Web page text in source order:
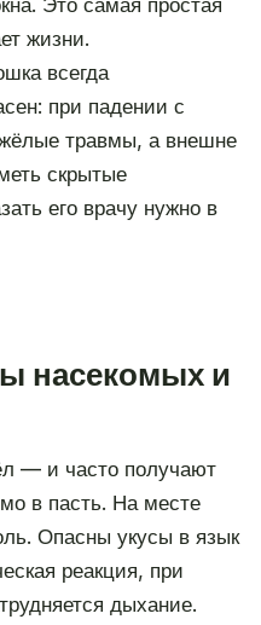
жизни.
всегда
при падении с
травмы, а внешне
скрытые
его врачу нужно в
насекомых и
— и часто получают
в пасть. На месте
Опасны укусы в язык
реакция, при
дыхание.